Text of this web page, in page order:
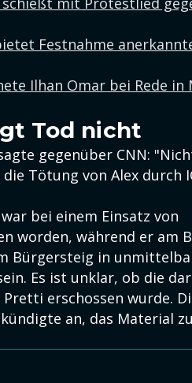
Festnahme
Ilhan Omar bei Rede in
Tod nicht
gegenüber CNN:
Tötung von Alex durch
bei einem Einsatz von
worden, während er am
Bürgersteig in
Es ist unklar, ob die
erschossen wurde.
an, das Material zu